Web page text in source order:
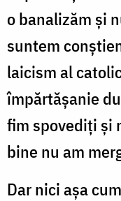
o banalizăm şi
suntem
laicism al
îm­părtăşanie
fim spovediţi şi
bine nu am
Dar nici aşa